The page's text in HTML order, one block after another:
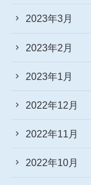
2023年3月
2023年2月
2023年1月
2022年12月
2022年11月
2022年10月